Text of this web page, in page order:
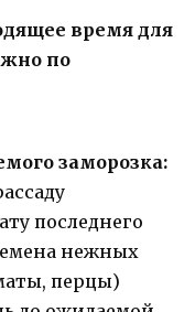
время для
по
заморозка:
последнего
нежных
перцы)